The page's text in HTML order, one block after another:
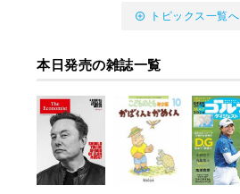
トピックス一覧へ
本日発売の雑誌一覧